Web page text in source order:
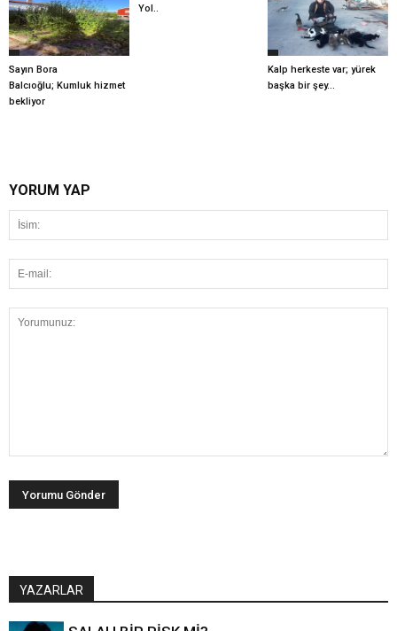
Sayın Bora
Balcıoğlu; Kumluk hizmet
bekliyor
Yol..
Kalp herkeste var; yürek
başka bir şey...
YORUM YAP
YAZARLAR